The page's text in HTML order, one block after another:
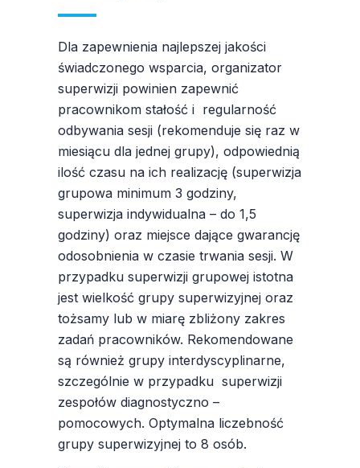
Dla zapewnienia najlepszej jakości
świadczonego wsparcia, organizator
superwizji powinien zapewnić
pracownikom stałość i regularność
odbywania sesji (rekomenduje się raz w
miesiącu dla jednej grupy), odpowiednią
ilość czasu na ich realizację (superwizja
grupowa minimum 3 godziny,
superwizja indywidualna – do 1,5
godziny) oraz miejsce dające gwarancję
odosobnienia w czasie trwania sesji. W
przypadku superwizji grupowej istotna
jest wielkość grupy superwizyjnej oraz
tożsamy lub w miarę zbliżony zakres
zadań pracowników. Rekomendowane
są również grupy interdyscyplinarne,
szczególnie w przypadku superwizji
zespołów diagnostyczno –
pomocowych. Optymalna liczebność
grupy superwizyjnej to 8 osób.